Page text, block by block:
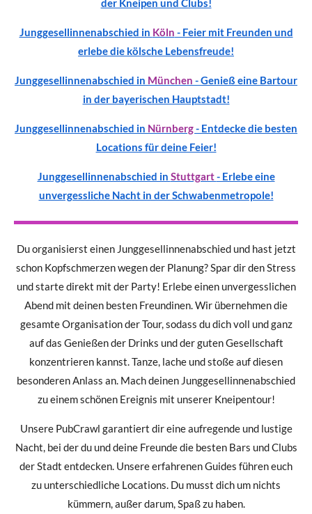
der Kneipen und Clubs!
Junggesellinnenabschied in Köln - Feier mit Freunden und
erlebe die kölsche Lebensfreude!
Junggesellinnenabschied in München - Genieß eine Bartour
in der bayerischen Hauptstadt!
Junggesellinnenabschied in Nürnberg- Entdecke die besten
Locations für deine Feier!
Junggesellinnenabschied in Stuttgart- Erlebe eine
unvergessliche Nacht in der Schwabenmetropole!
Du organisierst einen Junggesellinnenabschied und hast jetzt
schon Kopfschmerzen wegen der Planung? Spar dir den Stress
und starte direkt mit der Party! Erlebe einen unvergesslichen
Abend mit deinen besten Freundinen. Wir übernehmen die
gesamte Organisation der Tour, sodass du dich voll und ganz
auf das Genießen der Drinks und der guten Gesellschaft
konzentrieren kannst. Tanze, lache und stoße auf diesen
besonderen Anlass an. Mach deinen Junggesellinnenabschied
zu einem schönen Ereignis mit unserer Kneipentour!
Unsere PubCrawl garantiert dir eine aufregende und lustige
Nacht, bei der du und deine Freunde die besten Bars und Clubs
der Stadt entdecken. Unsere erfahrenen Guides führen euch
zu unterschiedliche Locations. Du musst dich um nichts
kümmern, außer darum, Spaß zu haben.